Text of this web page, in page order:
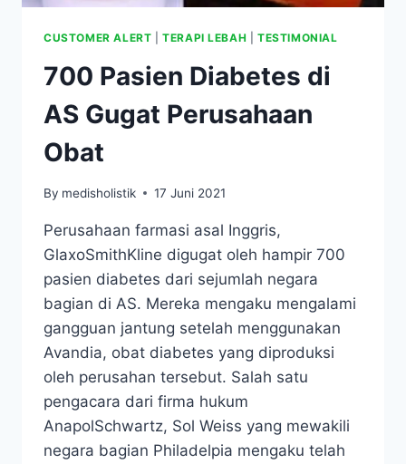
CUSTOMER ALERT |TERAPI LEBAH |TESTIMONIAL
700 Pasien Diabetes di
AS Gugat Perusahaan
Obat
By medisholistik 17 Juni 2021
Perusahaan farmasi asal Inggris,
GlaxoSmithKline digugat oleh hampir 700
pasien diabetes dari sejumlah negara
bagian di AS. Mereka mengaku mengalami
gangguan jantung setelah menggunakan
Avandia, obat diabetes yang diproduksi
oleh perusahan tersebut. Salah satu
pengacara dari firma hukum
AnapolSchwartz, Sol Weiss yang mewakili
negara bagian Philadelpia mengaku telah